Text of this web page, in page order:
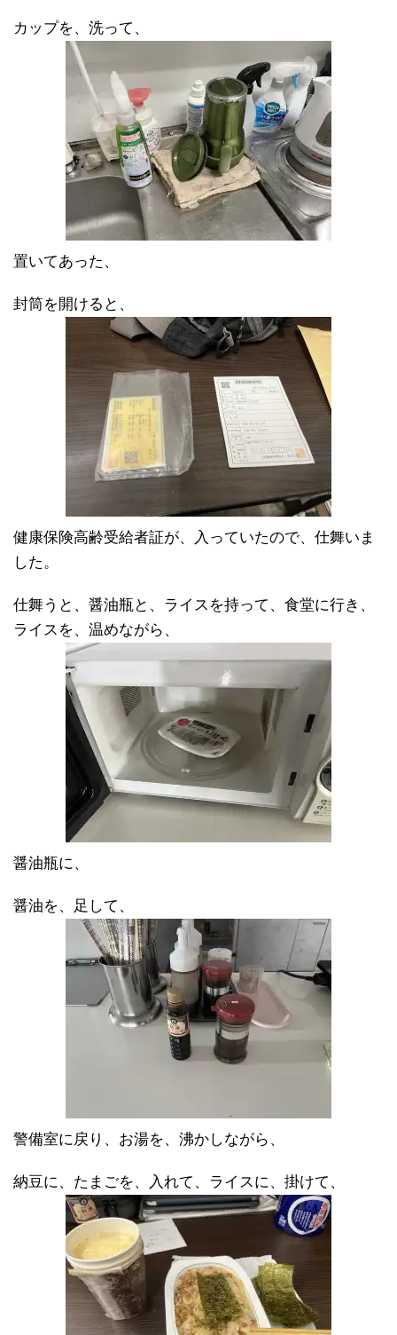
カップを、洗って、
置いてあった、
封筒を開けると、
健康保険高齢受給者証が、入っていたので、仕舞いま
した。
仕舞うと、醤油瓶と、ライスを持って、食堂に行き、
ライスを、温めながら、
醤油瓶に、
醤油を、足して、
警備室に戻り、お湯を、沸かしながら、
納豆に、たまごを、入れて、ライスに、掛けて、